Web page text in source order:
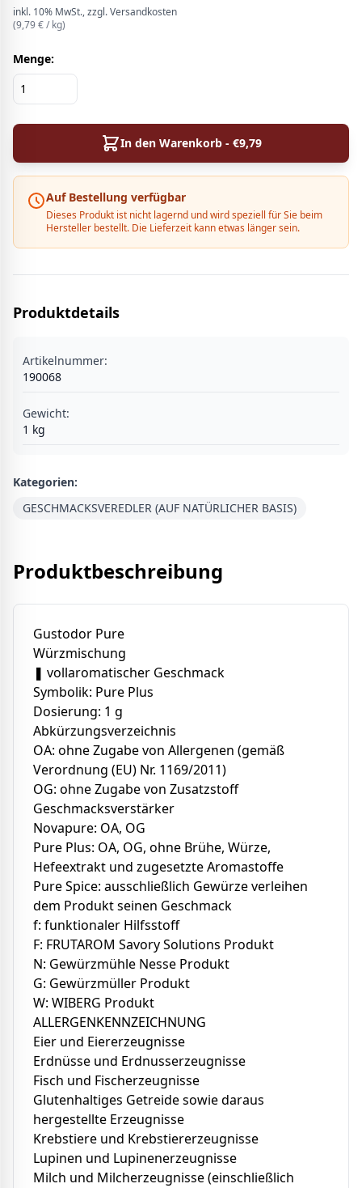
inkl. 10% MwSt., zzgl. Versandkosten
(9,79€ /kg)
Menge:
In den Warenkorb - €9,79
Auf Bestellung verfügbar
Dieses Produkt ist nicht lagernd und wird speziell für Sie beim
Hersteller bestellt. Die Lieferzeit kann etwas länger sein.
Produktdetails
Artikelnummer:
190068
Gewicht:
1 kg
Kategorien:
GESCHMACKSVEREDLER (AUF NATÜRLICHER BASIS)
Produktbeschreibung
Gustodor Pure
Würzmischung
❚ vollaromatischer Geschmack
Symbolik: Pure Plus
Dosierung: 1 g
Abkürzungsverzeichnis
OA: ohne Zugabe von Allergenen (gemäß
Verordnung (EU) Nr. 1169/2011)
OG: ohne Zugabe von Zusatzstoff
Geschmacksverstärker
Novapure: OA, OG
Pure Plus: OA, OG, ohne Brühe, Würze,
Hefeextrakt und zugesetzte Aromastoffe
Pure Spice: ausschließlich Gewürze verleihen
dem Produkt seinen Geschmack
f: funktionaler Hilfsstoff
F: FRUTAROM Savory Solutions Produkt
N: Gewürzmühle Nesse Produkt
G: Gewürzmüller Produkt
W: WIBERG Produkt
ALLERGENKENNZEICHNUNG
Eier und Eiererzeugnisse
Erdnüsse und Erdnusserzeugnisse
Fisch und Fischerzeugnisse
Glutenhaltiges Getreide sowie daraus
hergestellte Erzeugnisse
Krebstiere und Krebstiererzeugnisse
Lupinen und Lupinenerzeugnisse
Milch und Milcherzeugnisse (einschließlich